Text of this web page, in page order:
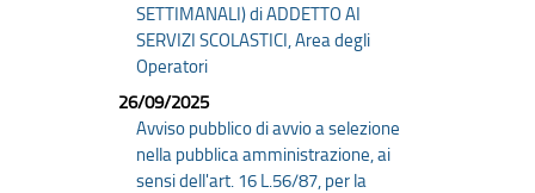
SETTIMANALI) di ADDETTO AI
SERVIZI SCOLASTICI, Area degli
Operatori
26/09/2025
Avviso pubblico di avvio a selezione
nella pubblica amministrazione, ai
sensi dell'art. 16 L.56/87, per la